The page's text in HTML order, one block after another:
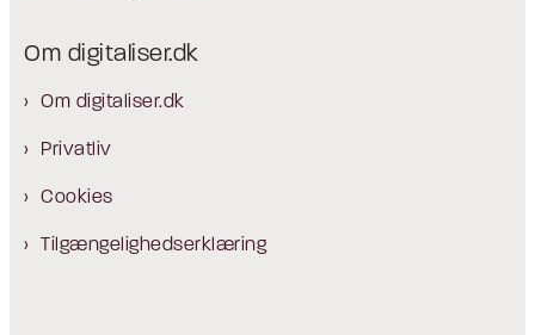
Om digitaliser.dk
Om digitaliser.dk
Privatliv
Cookies
Tilgængelighedserklæring